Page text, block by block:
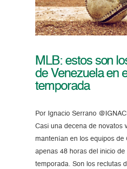
MLB: estos son
de Venezuela en
temporada
Por Ignacio Serrano
Casi una decena de novatos
mantenían en los equipos de
apenas 48 horas del inicio de
temporada. Son los reclutas